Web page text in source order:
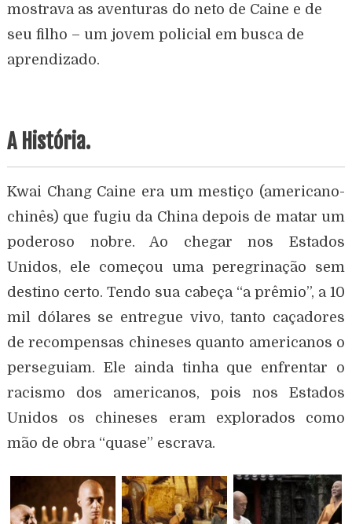
mostrava as aventuras do neto de Caine e de
seu filho – um jovem policial em busca de
aprendizado.
A História.
Kwai Chang Caine era um mestiço (americano-
chinês) que fugiu da China depois de matar um
poderoso nobre. Ao chegar nos Estados
Unidos, ele começou uma peregrinação sem
destino certo. Tendo sua cabeça “a prêmio”, a 10
mil dólares se entregue vivo, tanto caçadores
de recompensas chineses quanto americanos o
perseguiam. Ele ainda tinha que enfrentar o
racismo dos americanos, pois nos Estados
Unidos os chineses eram explorados como
mão de obra “quase” escrava.